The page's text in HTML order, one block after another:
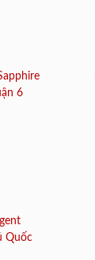
6
Quốc